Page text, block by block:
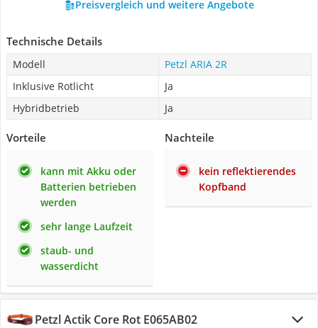
Preisvergleich und weitere Angebote
Technische Details
Modell
Petzl ARIA 2R
Inklusive Rotlicht
Ja
Hybridbetrieb
Ja
Vorteile
kann mit Akku oder
Batterien betrieben
werden
sehr lange Laufzeit
staub- und
wasserdicht
Nachteile
kein reflektierendes
Kopfband
Petzl Actik Core Rot E065AB02